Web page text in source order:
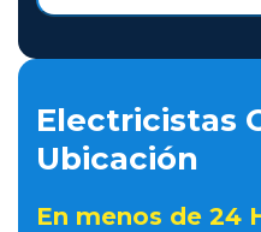
Electricistas
Ubicación
En menos de 24